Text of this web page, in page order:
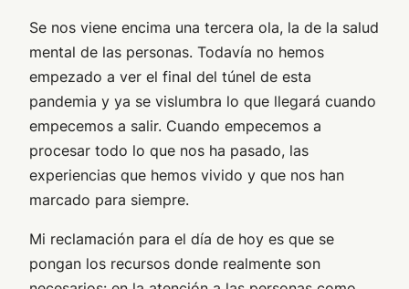
Se nos viene encima una tercera ola, la de la salud
mental de las personas. Todavía no hemos
empezado a ver el final del túnel de esta
pandemia y ya se vislumbra lo que llegará cuando
empecemos a salir. Cuando empecemos a
procesar todo lo que nos ha pasado, las
experiencias que hemos vivido y que nos han
marcado para siempre.
Mi reclamación para el día de hoy es que se
pongan los recursos donde realmente son